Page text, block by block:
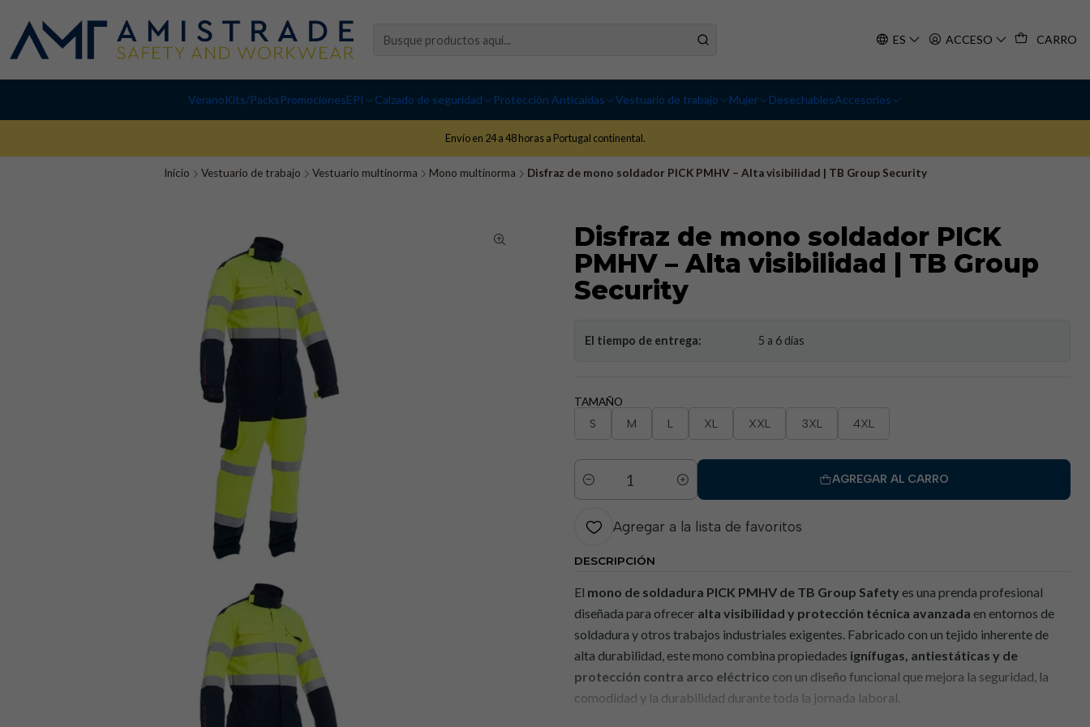
ES ACCESO CARRO
VeranoKits/PacksPromocionesEPI Calzado de seguridad Protección Anticaídas Vestuario de trabajo Mujer DesechablesAccesorios
Envío en 24 a 48 horas a Portugal continental.
Inicio Vestuario de trabajo Vestuario multinorma Mono multinorma Disfraz de mono soldador PICK PMHV – Alta visibilidad | TB Group Security
Disfraz de mono soldador PICK
PMHV – Alta visibilidad | TB Group
Security
El tiempo de entrega: 5 a 6 días
TAMAÑO
S M L XL XXL 3XL 4XL
Cantidad
AGREGAR AL CARRO
Agregar a la lista de favoritos
DESCRIPCIÓN
El mono de soldadura PICK PMHV de TB Group Safety es una prenda profesional
diseñada para ofrecer alta visibilidad y protección técnica avanzada en entornos de
soldadura y otros trabajos industriales exigentes. Fabricado con un tejido inherente de
alta durabilidad, este mono combina propiedades ignífugas, antiestáticas y de
protección contra arco eléctrico con un diseño funcional que mejora la seguridad, la
comodidad y la durabilidad durante toda la jornada laboral.